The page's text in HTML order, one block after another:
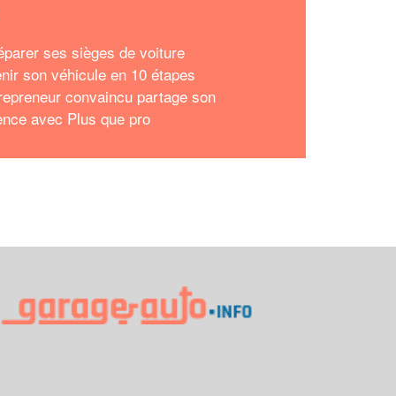
ses sièges de voiture
son véhicule en 10 étapes
convaincu partage son
avec Plus que pro